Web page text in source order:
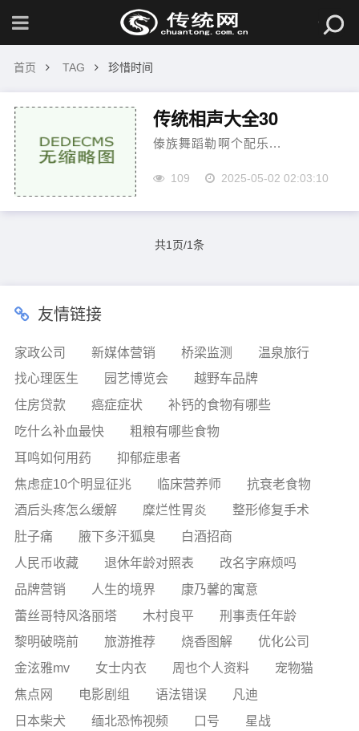
首页 TAG 珍惜时间
传统相声大全30
傣族舞蹈勒啊个配乐...
109 2025-05-02 02:03:10
共1页/1条
友情链接
家政公司 新媒体营销 桥梁监测
温泉旅行
找心理医生
园艺博览会
越野车品牌
住房贷款
癌症症状
补钙的食物有哪些
吃什么补血最快
粗粮有哪些食物
耳鸣如何用药
抑郁症患者
焦虑症10个明显征兆
临床营养师
抗衰老食物
酒后头疼怎么缓解
糜烂性胃炎
整形修复手术
肚子痛
腋下多汗狐臭
白酒招商
人民币收藏
退休年龄对照表
改名字麻烦吗
品牌营销
人生的境界
康乃馨的寓意
蕾丝哥特风洛丽塔
木村良平
刑事责任年龄
黎明破晓前
旅游推荐 烧香图解
优化公司
金泫雅mv
女士内衣 周也个人资料
宠物猫
焦点网
电影剧组 语法错误
凡迪
日本柴犬
缅北恐怖视频 口号
星战